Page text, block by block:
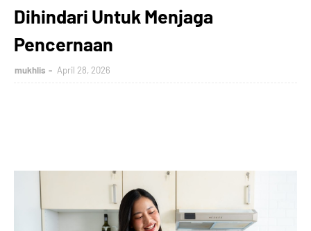
Dihindari Untuk Menjaga
Pencernaan
mukhlis April 28, 2026